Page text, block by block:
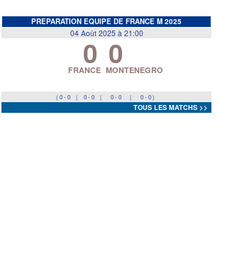
PREPARATION EQUIPE DE FRANCE M 2025
04 Août 2025 à 21:00
0
FRANCE 0
MONTENEGRO
( 0 - 0 | 0 - 0 | 0 - 0 | 0 - 0 )
TOUS LES MATCHS >>